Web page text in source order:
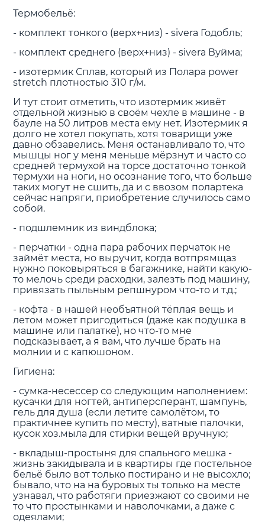
Термобельё:
- комплект тонкого (верх+низ) - sivera Годобль;
- комплект среднего (верх+низ) - sivera Вуйма;
- изотермик Сплав, который из Полара power
stretch плотностью 310 г/м.
И тут стоит отметить, что изотермик живёт
отдельной жизнью в своём чехле в машине - в
бауле на 50 литров места ему нет. Изотермик я
долго не хотел покупать, хотя товарищи уже
давно обзавелись. Меня останавливало то, что
мышцы ног у меня меньше мёрзнут и часто со
средней термухой на торсе достаточно тонкой
термухи на ноги, но осознание того, что больше
таких могут не сшить, да и с ввозом полартека
сейчас напряги, приобретение случилось само
собой.
- подшлемник из виндблока;
- перчатки - одна пара рабочих перчаток не
займёт места, но выручит, когда вотпрямщаз
нужно поковыряться в багажнике, найти какую-
то мелочь среди расходки, залезть под машину,
привязать пыльным репшнуром что-то и т.д.;
- кофта - в нашей необъятной тёплая вещь и
летом может пригодиться (даже как подушка в
машине или палатке), но что-то мне
подсказывает, а я вам, что лучше брать на
молнии и с капюшоном.
Гигиена:
- сумка-несессер со следующим наполнением:
кусачки для ногтей, антиперсперант, шампунь,
гель для душа (если летите самолётом, то
практичнее купить по месту), ватные палочки,
кусок хоз.мыла для стирки вещей вручную;
- вкладыш-простыня для спального мешка -
жизнь закидывала и в квартиры где постельное
бельё было вот только постирано и не высохло;
бывало, что на на буровых ты только на месте
узнавал, что работяги приезжают со своими не
то что простынками и наволочками, а даже с
одеялами;